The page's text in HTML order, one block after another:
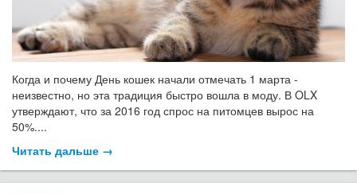
Когда и почему День кошек начали отмечать 1 марта -
неизвестно, но эта традиция быстро вошла в моду. В OLX
утверждают, что за 2016 год спрос на питомцев вырос на
50%....
Читать дальше →